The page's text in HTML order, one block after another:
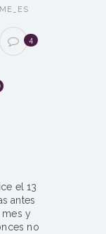
4
el 13
antes
y
no